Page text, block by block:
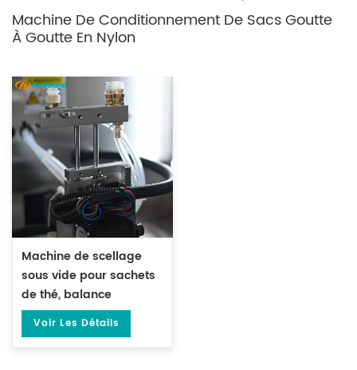
Machine De Conditionnement De Sacs Goutte
À Goutte En Nylon
Machine de scellage
sous vide pour sachets
de thé, balance
électronique à double
tête DL-DZK-2S-A
Voir Les Détails